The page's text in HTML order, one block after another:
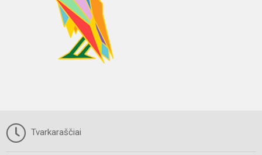
Tvarkaraščiai